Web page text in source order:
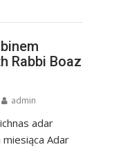
Rabbi Boaz
admin
Adar